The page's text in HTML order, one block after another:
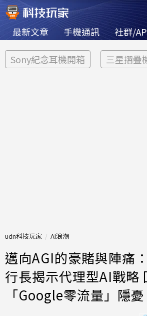
最新文章 手機通訊 社群/
Sony紀念耳機開箱 三星摺疊
udn科技玩家 AI浪潮
邁向AGI的豪賭與陣痛
行長揭示代理型AI戰略
「Google零流量」隱憂